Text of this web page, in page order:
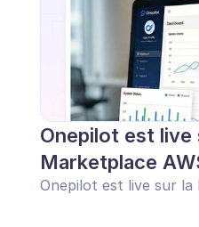
Onepilot est live
Marketplace
Onepilot est live sur la